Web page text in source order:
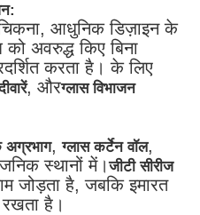
आधुनिक डिज़ाइन के
अवरुद्ध किए बिना
करता है। के लिए
, औरग्लास विभाजन
,ग्लास कर्टेन वॉल,
स्थानों में।जीटी सीरीज
जोड़ता है, जबकि इमारत
रखता है।